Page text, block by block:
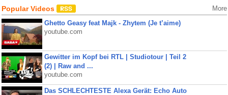
Popular Videos More
Ghetto Geasy feat Majk - Zhytem (Je t’aime)
youtube.com
Gewitter im Kopf bei RTL | Studiotour | Teil 2
(2) | Raw and ...
youtube.com
Das SCHLECHTESTE Alexa Gerät: Echo Auto